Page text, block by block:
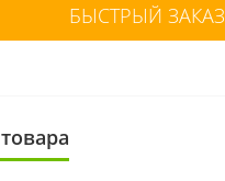
БЫСТРЫЙ ЗАКАЗ